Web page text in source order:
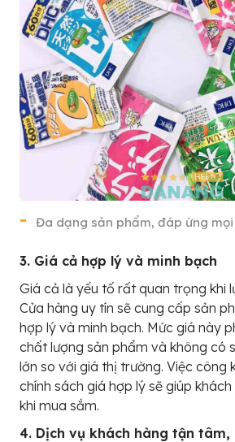
Đa dạng sản phẩm, đáp ứng
3. Giá cả hợp lý và minh bạch
Giá cả là yếu tố rất quan trọng khi
Cửa hàng uy tín sẽ cung cấp sản
hợp lý và minh bạch. Mức giá này
chất lượng sản phẩm và không có
lớn so với giá thị trường. Việc công
chính sách giá hợp lý sẽ giúp
khi mua sắm.
4. Dịch vụ khách hàng tận tâm,